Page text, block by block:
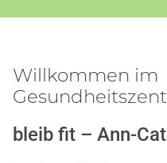
Willkommen im
bleib fit –